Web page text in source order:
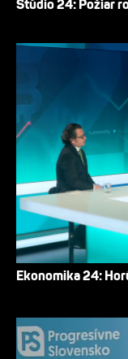
Štúdio 24: Požiar
Ekonomika 24: